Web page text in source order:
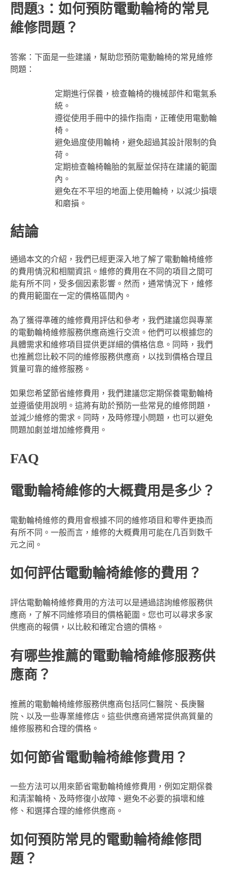
問題3：如何預防電動輪椅的常見
維修問題？
答案：下面是一些建議，幫助您預防電動輪椅的常見維修
問題：
定期進行保養，檢查輪椅的機械部件和電氣系
統。
遵從使用手冊中的操作指南，正確使用電動輪
椅。
避免過度使用輪椅，避免超過其設計限制的負
荷。
定期檢查輪椅輪胎的氣壓並保持在建議的範圍
內。
避免在不平坦的地面上使用輪椅，以減少損壞
和磨損。
結論
通過本文的介紹，我們已經更深入地了解了電動輪椅維修
的費用情況和相關資訊。維修的費用在不同的項目之間可
能有所不同，受多個因素影響。然而，通常情況下，維修
的費用範圍在一定的價格區間內。
為了獲得準確的維修費用評估和參考，我們建議您與專業
的電動輪椅維修服務供應商進行交流。他們可以根據您的
具體需求和維修項目提供更詳細的價格信息。同時，我們
也推薦您比較不同的維修服務供應商，以找到價格合理且
質量可靠的維修服務。
如果您希望節省維修費用，我們建議您定期保養電動輪椅
並遵循使用說明。這將有助於預防一些常見的維修問題，
並減少維修的需求。同時，及時修理小問題，也可以避免
問題加劇並增加維修費用。
FAQ
電動輪椅維修的大概費用是多少？
電動輪椅維修的費用會根據不同的維修項目和零件更換而
有所不同。一般而言，維修的大概費用可能在几百到数千
元之间。
如何評估電動輪椅維修的費用？
評估電動輪椅維修費用的方法可以是通過諮詢維修服務供
應商，了解不同維修項目的價格範圍。您也可以尋求多家
供應商的報價，以比較和確定合適的價格。
有哪些推薦的電動輪椅維修服務供
應商？
推薦的電動輪椅維修服務供應商包括同仁醫院、長庚醫
院、以及一些專業維修店。這些供應商通常提供高質量的
維修服務和合理的價格。
如何節省電動輪椅維修費用？
一些方法可以用來節省電動輪椅維修費用，例如定期保養
和清潔輪椅、及時修復小故障、避免不必要的損壞和維
修、和選擇合理的維修供應商。
如何預防常見的電動輪椅維修問
題？